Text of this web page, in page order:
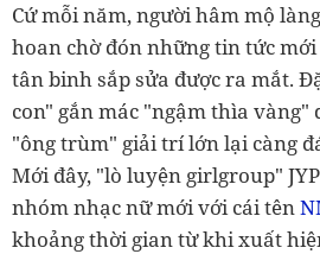
Cứ mỗi năm, người hâm mộ
hoan chờ đón những tin tức
tân binh sắp sửa được ra mắt.
con" gắn mác "ngậm thìa vàng"
"ông trùm" giải trí lớn lại càng
Mới đây, "lò luyện girlgroup"
nhóm nhạc nữ mới với cái tên
khoảng thời gian từ khi xuất